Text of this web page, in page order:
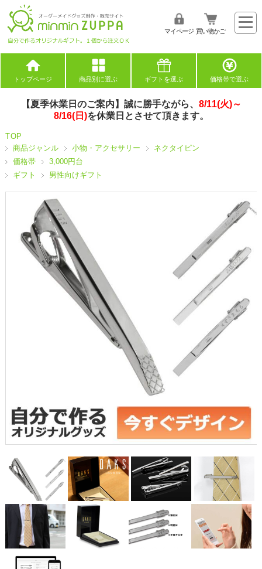
マイページ 買い物かご
トップページ 商品別に選ぶ ギフトを選ぶ 価格帯で選ぶ
【夏季休業日のご案内】誠に勝手ながら、 8/11(火)～
8/16(日)を休業日とさせて頂きます。
TOP
商品ジャンル
小物・アクセサリー
ネクタイピン
価格帯
3,000円台
ギフト
男性向けギフト